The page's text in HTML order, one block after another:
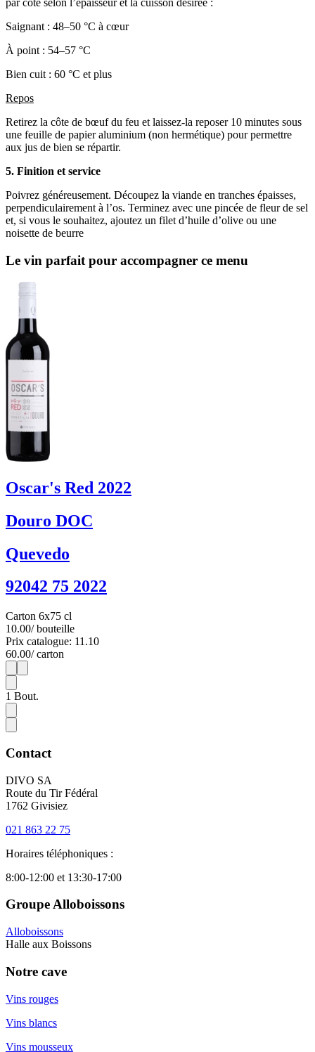
par côté selon l’épaisseur et la cuisson désirée :
Saignant : 48–50 °C à cœur
À point : 54–57 °C
Bien cuit : 60 °C et plus
Repos
Retirez la côte de bœuf du feu et laissez-la reposer 10 minutes sous
une feuille de papier aluminium (non hermétique) pour permettre
aux jus de bien se répartir.
5. Finition et service
Poivrez généreusement. Découpez la viande en tranches épaisses,
perpendiculairement à l’os. Terminez avec une pincée de fleur de sel
et, si vous le souhaitez, ajoutez un filet d’huile d’olive ou une
noisette de beurre
Le vin parfait pour accompagner ce menu
Oscar's Red 2022
Douro DOC
Quevedo
92042 75 2022
Carton 6x75 cl
10.00/ bouteille
Prix catalogue: 11.10
60.00/ carton
1
1 Bout.
Contact
DIVO SA
Route du Tir Fédéral
1762 Givisiez
021 863 22 75
Horaires téléphoniques :
8:00-12:00 et 13:30-17:00
Groupe Alloboissons
Alloboissons
Halle aux Boissons
Notre cave
Vins rouges
Vins blancs
Vins mousseux